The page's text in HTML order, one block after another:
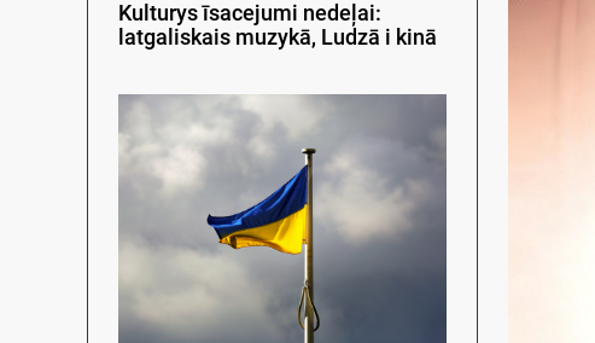
Kulturys īsacejumi nedeļai:
latgaliskais muzykā, Ludzā i kinā